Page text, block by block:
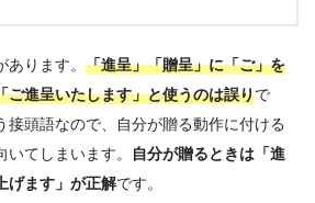
あります。 「進呈」「贈呈」に「ご」を
ご進呈いたします」と使うのは誤りで
接頭語なので、自分が贈る動作に付ける
てしまいます。 自分が贈るときは「進
げます」が正解です。